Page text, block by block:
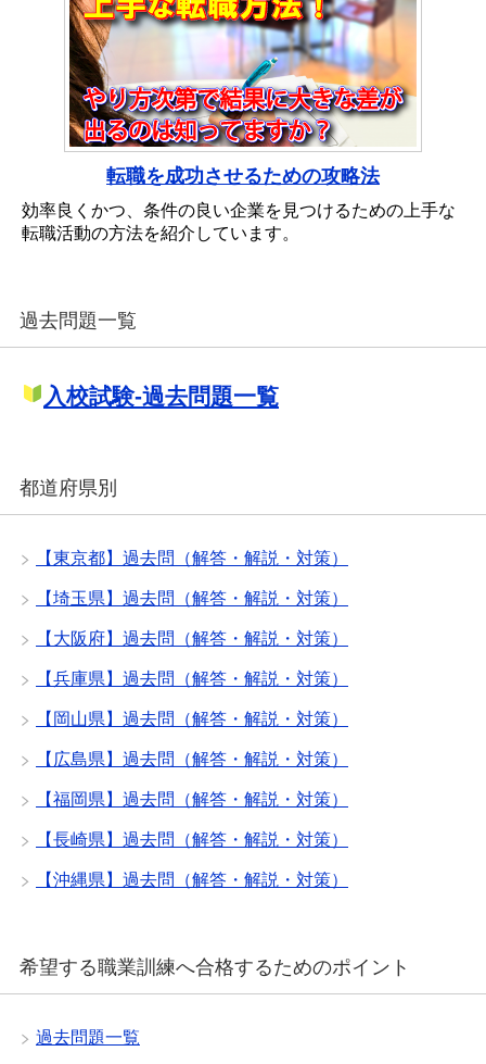
転職を成功させるための攻略法
効率良くかつ、条件の良い企業を見つけるための上手な
転職活動の方法を紹介しています。
過去問題一覧
入校試験-過去問題一覧
都道府県別
【東京都】過去問（解答・解説・対策）
【埼玉県】過去問（解答・解説・対策）
【大阪府】過去問（解答・解説・対策）
【兵庫県】過去問（解答・解説・対策）
【岡山県】過去問（解答・解説・対策）
【広島県】過去問（解答・解説・対策）
【福岡県】過去問（解答・解説・対策）
【長崎県】過去問（解答・解説・対策）
【沖縄県】過去問（解答・解説・対策）
希望する職業訓練へ合格するためのポイント
過去問題一覧